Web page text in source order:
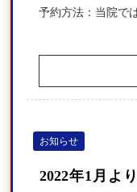
予約方法：当院で
2022年1月よ
お知らせ